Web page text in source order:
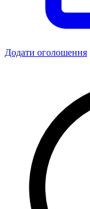
Додати оголошення